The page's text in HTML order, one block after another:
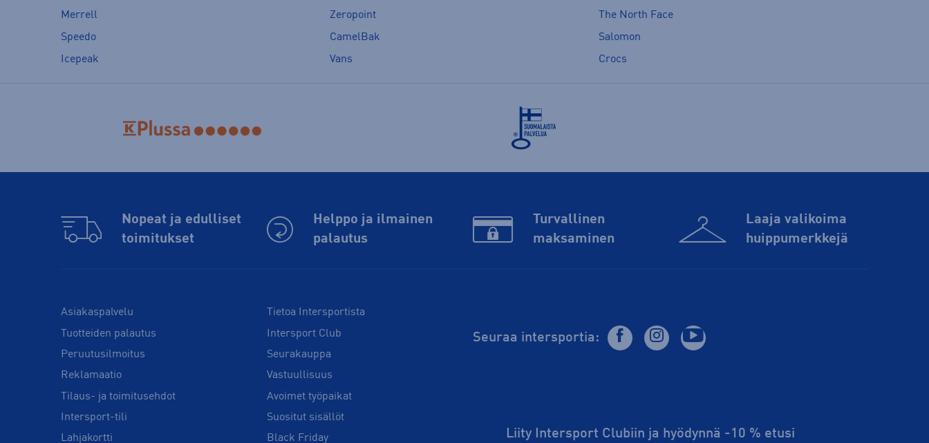
Merrell
Zeropoint
The North Face
Speedo
CamelBak
Salomon
Icepeak
Vans Crocs
Nopeat ja edulliset
toimitukset
Helppo ja ilmainen
palautus
Turvallinen
maksaminen
Laaja valikoima
huippu­merkkejä
Asiakaspalvelu
Tuotteiden palautus
Peruutusilmoitus
Reklamaatio
Tilaus- ja toimitusehdot
Intersport-tili
Lahjakortti
Tietoa Intersportista
Intersport Club
Seurakauppa
Vastuullisuus
Avoimet työpaikat
Suositut sisällöt
Black Friday
Seuraa intersportia:
Liity Intersport Clubiin ja hyödynnä -10 % etusi